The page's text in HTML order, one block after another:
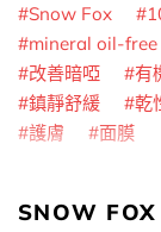
Snow Fox
mineral oil-free
改善暗啞
有
鎮靜舒緩
乾
護膚
面膜
SNOW FOX